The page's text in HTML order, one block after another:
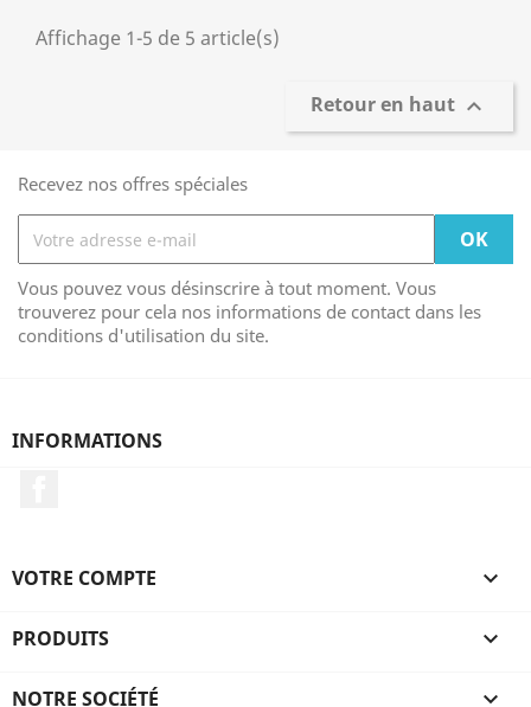
Affichage 1-5 de 5 article(s)
Retour en haut 
Recevez nos offres spéciales
Vous pouvez vous désinscrire à tout moment. Vous
trouverez pour cela nos informations de contact dans les
conditions d'utilisation du site.
INFORMATIONS
VOTRE COMPTE 
PRODUITS 
NOTRE SOCIÉTÉ 